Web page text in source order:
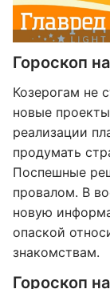
Гороскоп
Козерогам не
новые
реализации
продумать
Поспешные
провалом. В
новую
опаской
знакомствам.
Гороскоп